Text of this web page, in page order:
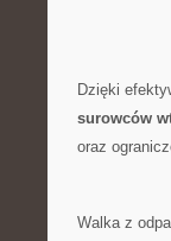
Dzięki
⁤surowców
oraz
Walka z